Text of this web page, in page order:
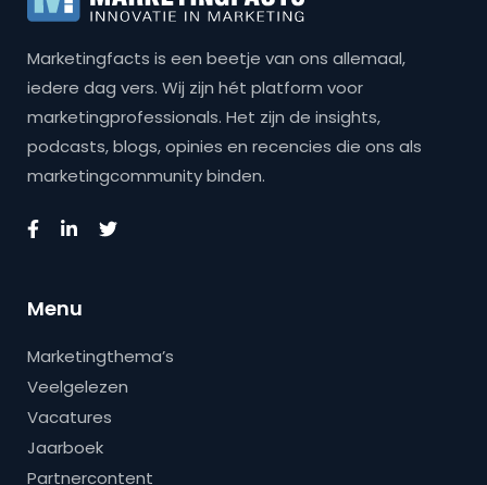
Marketingfacts is een beetje van ons allemaal,
iedere dag vers. Wij zijn hét platform voor
marketingprofessionals. Het zijn de insights,
podcasts, blogs, opinies en recencies die ons als
marketingcommunity binden.
Menu
Marketingthema’s
Veelgelezen
Vacatures
Jaarboek
Partnercontent